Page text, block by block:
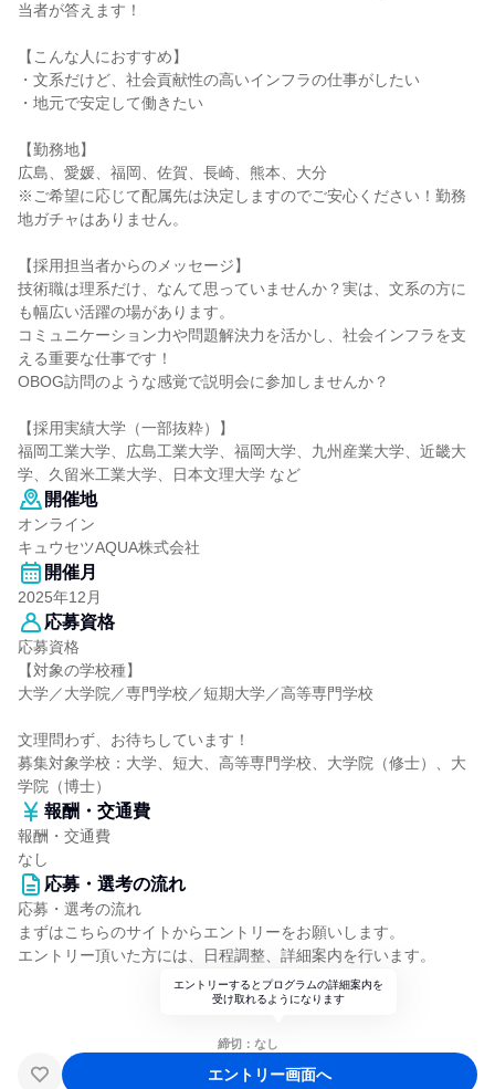
当者が答えます！
【こんな人におすすめ】
・文系だけど、社会貢献性の高いインフラの仕事がしたい
・地元で安定して働きたい
【勤務地】
広島、愛媛、福岡、佐賀、長崎、熊本、大分
※ご希望に応じて配属先は決定しますのでご安心ください！勤務
地ガチャはありません。
【採用担当者からのメッセージ】
技術職は理系だけ、なんて思っていませんか？実は、文系の方に
も幅広い活躍の場があります。
コミュニケーション力や問題解決力を活かし、社会インフラを支
える重要な仕事です！
OBOG訪問のような感覚で説明会に参加しませんか？
【採用実績大学（一部抜粋）】
福岡工業大学、広島工業大学、福岡大学、九州産業大学、近畿大
学、久留米工業大学、日本文理大学 など
開催地
オンライン
キュウセツAQUA株式会社
開催月
2025年12月
応募資格
応募資格
【対象の学校種】
大学／大学院／専門学校／短期大学／高等専門学校
文理問わず、お待ちしています！
募集対象学校：大学、短大、高等専門学校、大学院（修士）、大
学院（博士）
報酬・交通費
報酬・交通費
なし
応募・選考の流れ
応募・選考の流れ
まずはこちらのサイトからエントリーをお願いします。
エントリー頂いた方には、日程調整、詳細案内を行います。
エントリーするとプログラムの詳細案内を
受け取れるようになります
締切：なし
エントリー画面へ